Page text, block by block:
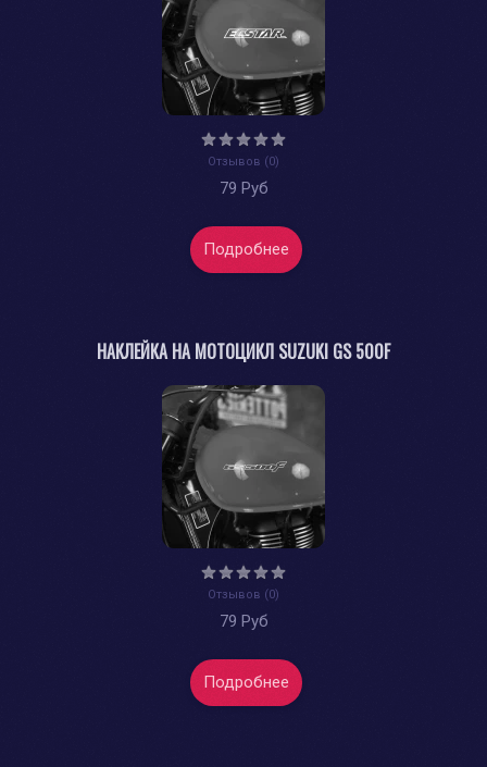
Отзывов (0)
79 Руб
Подробнее
НАКЛЕЙКА НА МОТОЦИКЛ SUZUKI GS 500F
Отзывов (0)
79 Руб
Подробнее